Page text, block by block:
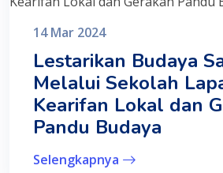
14 Mar 2024
Lestarikan Budaya
Melalui Sekolah
Kearifan Lokal dan
Pandu Budaya
Selengkapnya